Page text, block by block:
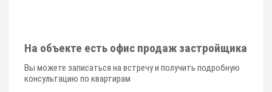
На объекте есть офис продаж застройщика
Вы можете записаться на встречу и получить подробную
консультацию по квартирам